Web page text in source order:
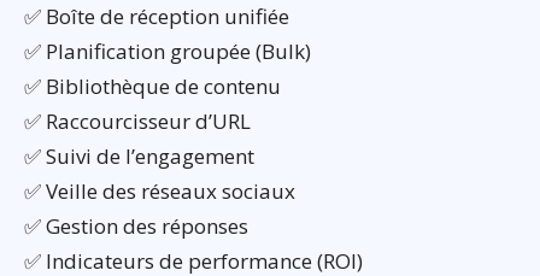
✅ Boîte de réception unifiée
✅ Planification groupée (Bulk)
✅ Bibliothèque de contenu
✅ Raccourcisseur d’URL
✅ Suivi de l’engagement
✅ Veille des réseaux sociaux
✅ Gestion des réponses
✅ Indicateurs de performance (ROI)